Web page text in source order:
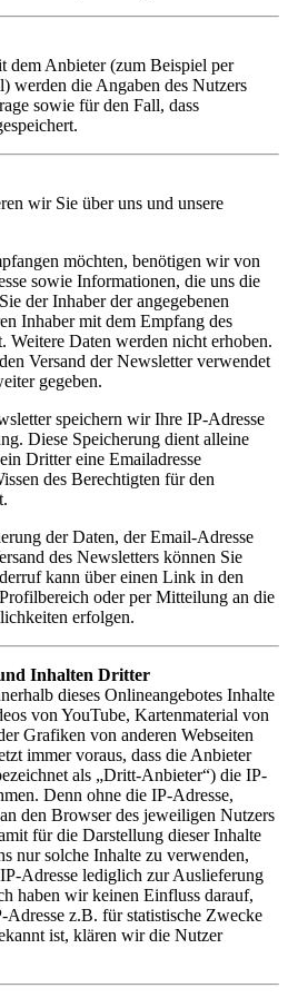
dem Anbieter (zum Beispiel per
werden die Angaben des Nutzers
sowie für den Fall, dass
wir Sie über uns und unsere
möchten, benötigen wir von
sowie Informationen, die uns die
der Inhaber der angegebenen
Inhaber mit dem Empfang des
Weitere Daten werden nicht erhoben.
Versand der Newsletter verwendet
gegeben.
speichern wir Ihre IP-Adresse
Diese Speicherung dient alleine
Dritter eine Emailadresse
des Berechtigten für den
der Daten, der Email-Adresse
des Newsletters können Sie
kann über einen Link in den
oder per Mitteilung an die
erfolgen.
Inhalten Dritter
dieses Onlineangebotes Inhalte
von YouTube, Kartenmaterial von
Grafiken von anderen Webseiten
immer voraus, dass die Anbieter
als „Dritt-Anbieter“) die IP-
Denn ohne die IP-Adresse,
den Browser des jeweiligen Nutzers
für die Darstellung dieser Inhalte
nur solche Inhalte zu verwenden,
Adresse lediglich zur Auslieferung
haben wir keinen Einfluss darauf,
z.B. für statistische Zwecke
ist, klären wir die Nutzer